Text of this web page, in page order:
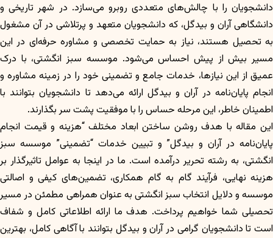
دانشجویان را با چالش‌های متعددی روبرو می‌سازد. در شهر تاریخی و
دانشگاهی آران و بیدگل، که دانشجویان متعهد و پرتلاشی در آن مشغول
به تحصیل هستند، نیاز به حمایت تخصصی و مشاوره حرفه‌ای در این
مسیر بیش از پیش احساس می‌شود. موسسه سبز انگشتی، با درک
عمیق از این نیازها، خدمات جامع و تضمینی خود را در زمینه مشاوره و
انجام پایان‌نامه در آران و بیدگل ارائه می‌دهد تا دانشجویان بتوانند با
اطمینان خاطر، این مرحله حساس را با موفقیت پشت سر بگذارند.
این مقاله با هدف روشن ساختن ابعاد مختلف “هزینه و قیمت انجام
پایان‌نامه در آران و بیدگل” و تبیین خدمات “تضمینی” موسسه سبز
انگشتی، به رشته تحریر درآمده است. ما در اینجا به عوامل تاثیرگذار بر
هزینه نهایی، فرآیند گام به گام همکاری، تضمین‌های کیفی و اصالتی
موسسه و دلایل انتخاب سبز انگشتی به عنوان همراهی مطمئن در مسیر
تحصیلی شما خواهیم پرداخت. هدف ما ارائه اطلاعاتی کامل و شفاف
است تا دانشجویان گرامی در آران و بیدگل بتوانند با آگاهی کامل، بهترین